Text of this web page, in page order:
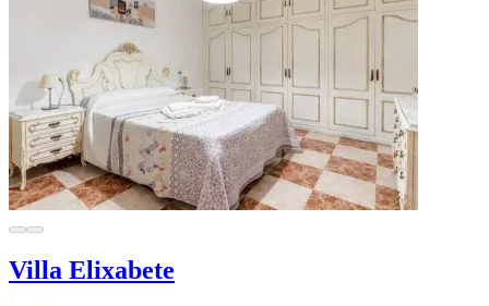
Villa Elixabete